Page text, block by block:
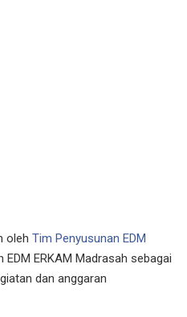
oleh Tim Penyusunan EDM
ERKAM Madrasah sebagai
dan anggaran